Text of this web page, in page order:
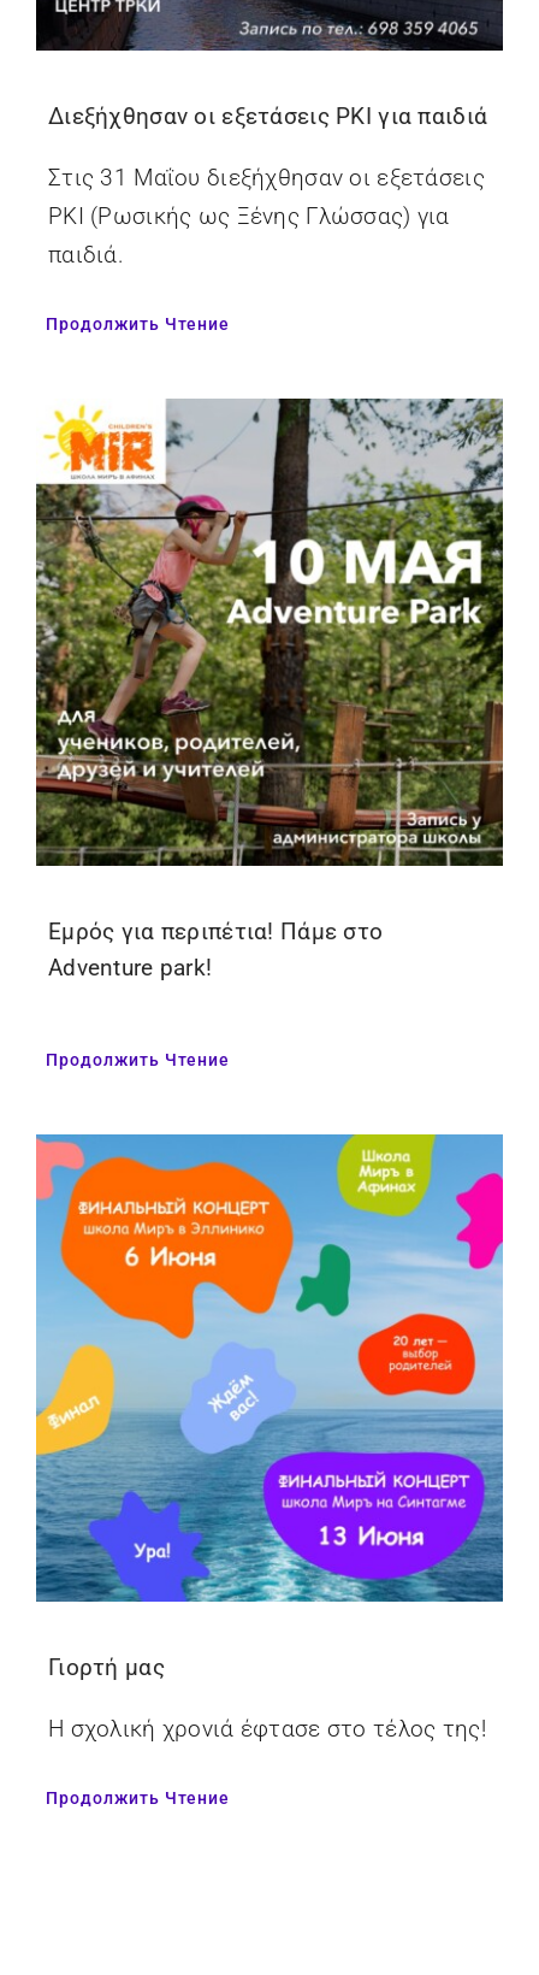
Διεξήχθησαν οι εξετάσεις ΡΚΙ για παιδιά
Στις 31 Μαΐου διεξήχθησαν οι εξετάσεις
ΡΚΙ (Ρωσικής ως Ξένης Γλώσσας) για
παιδιά.
Продолжить Чтение
Εμρός για περιπέτια! Πάμε στο
Adventure park!
Продолжить Чтение
Γιορτή μας
Η σχολική χρονιά έφτασε στο τέλος της!
Продолжить Чтение